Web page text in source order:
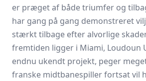
er præget af både triumfer og
har gang på gang demonstreret
stærkt tilbage efter alvorlige
fremtiden ligger i Miami, Loudoun
endnu ukendt projekt, peger
franske midtbanespiller fortsat vil